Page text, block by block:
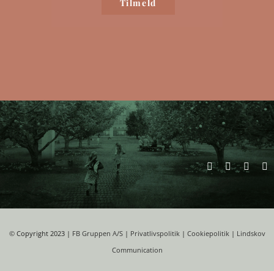
©Copyright 2023 | FB Gruppen A/S| Privatlivspolitik| Cookiepolitik| Lindskov
Communication